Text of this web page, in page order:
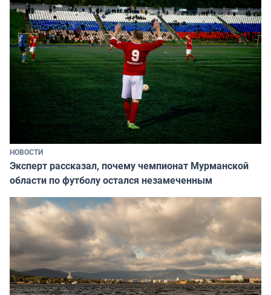
НОВОСТИ
Эксперт рассказал, почему чемпионат Мурманской
области по футболу остался незамеченным